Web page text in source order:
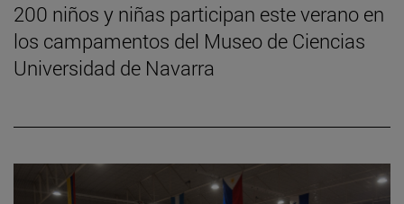
200 niños y niñas participan este verano en
los campamentos del Museo de Ciencias
Universidad de Navarra